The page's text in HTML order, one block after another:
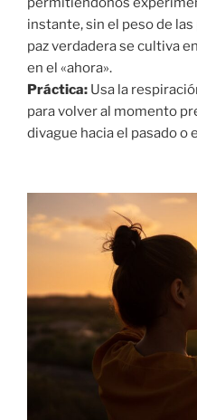
instante, sin el peso de
paz verdadera se cultiva
en el «ahora».
Práctica: Usa la
para volver al momento
divague hacia el pasado o